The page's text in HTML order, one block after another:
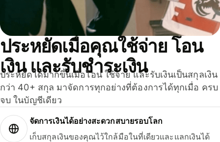
ประหยัดเมื่อคุณใช้จ่าย โอน
เงิน และรับชำระเงิน
ประหยัดได้มากขึ้นเมื่อโอน ใช้จ่าย และรับเงินเป็นสกุลเงิน
กว่า 40+ สกุล มาจัดการทุกอย่างที่ต้องการได้ทุกเมื่อ ครบ
จบ ในบัญชีเดียว
จัดการเงินได้อย่างสะดวกสบายรอบโลก
เก็บสกุลเงินของคุณไว้ใกล้มือในที่เดียวและแลกเงินได้